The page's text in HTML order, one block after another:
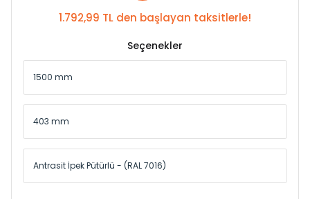
1.792,99 TL den başlayan taksitlerle!
Seçenekler